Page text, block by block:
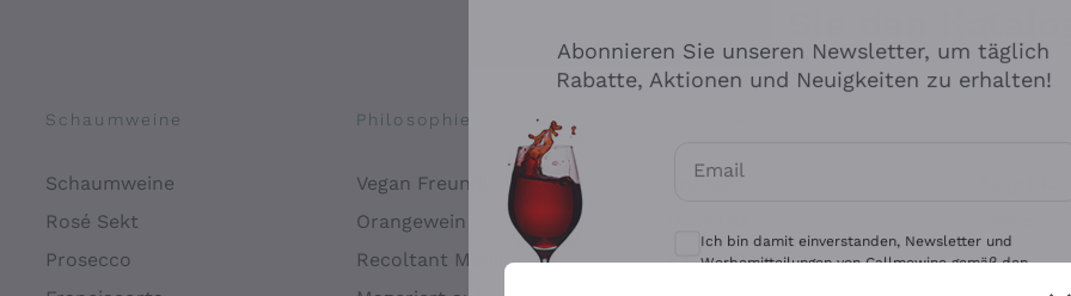
Schaumweine
Schaumweine
Rosé Sekt
Prosecco
Philosophien
Vegan Freundlich
Orangewein
Recoltant Manipulant
Antinori
Ca' del Bosco
Gavi
Abonnieren Sie unseren Newsletter, um täglich
Rabatte, Aktionen und Neuigkeiten zu erhalten!
Email
Optionale Einwilligungen zum Erhalt von
Ich bin damit einverstanden, Newsletter und
Werbemitteilungen von Callmewine gemäß den -